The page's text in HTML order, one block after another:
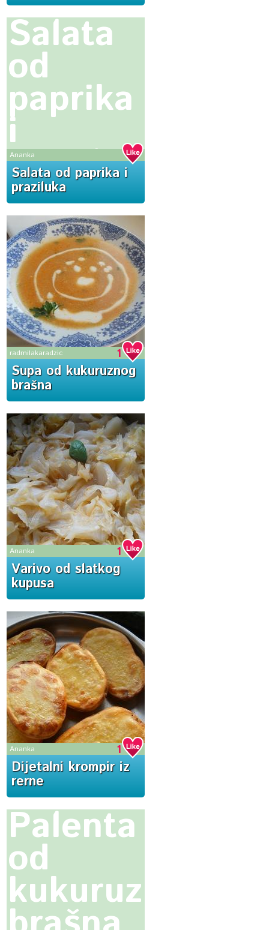
Salata
od
paprika
i
praziluka
Ananka
Salata od paprika i
praziluka
radmilakaradzic 1
Supa od kukuruznog
brašna
Ananka 1
Varivo od slatkog
kupusa
Ananka 1
Dijetalni krompir iz
rerne
Palenta
od
kukuruznog